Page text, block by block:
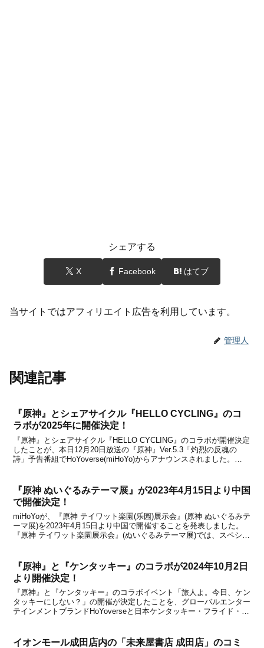
シェアする
X Facebook はてブ
当サイトではアフィリエイト広告を利用しています。
管理人
関連記事
『原神』とシェアサイクル『HELLO CYCLING』のコ
ラボが2025年に開催決定！
『原神』とシェアサイクル『HELLO CYCLING』のコラボが開催決定
したことが、本日12月20日放送の『原神』Ver.5.3「灼烈の反魂の
詩」予告番組でHoYoverse(miHoYo)からアナウンスされました。
『原神 ぬいぐるみテーマ展』が2023年4月15日より中国
で開催決定！
miHoYoが、『原神 テイワット楽園(乐园)展示会』(原神 ぬいぐるみテ
ーマ展)を2023年4月15日より中国で開催することを発表しました。
『原神 テイワット楽園展示会』(ぬいぐるみテーマ展)では、スペシャ
『原神』と『ケンタッキー』のコラボが2024年10月2日
より開催決定！
『原神』と『ケンタッキー』のコラボイベント「旅人よ。今日、ケン
タッキーにしない？」の開催が決定したことを、グローバルエンター
テインメントブランドHoYoverseと日本ケンタッキー・フライド・チ
イオンモール成田店内の「未来屋書店 成田店」のコミ